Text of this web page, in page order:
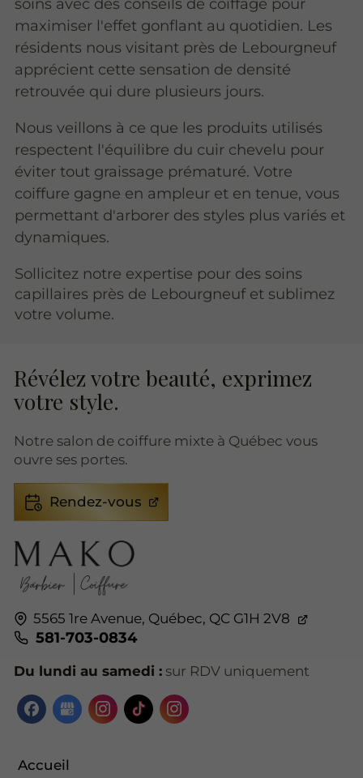
maximiser l'effet gonflant au quotidien. Les
résidents nous visitant près de Lebourgneuf
apprécient cette sensation de densité
retrouvée qui dure plusieurs jours.
Nous veillons à ce que les produits utilisés
respectent l'équilibre du cuir chevelu pour
éviter tout graissage prématuré. Votre
coiffure gagne en ampleur et en tenue, vous
permettant d'arborer des styles plus variés et
dynamiques.
Sollicitez notre expertise pour des soins
capillaires près de Lebourgneuf et sublimez
votre volume.
5565 1re Avenue, Québec, QC G1H 2V8
581-703-0834
Du lundi au samedi : sur RDV uniquement
Accueil
Révélez votre beauté, exprimez
votre style.
Notre salon de coiffure mixte à Québec vous
ouvre ses portes.
Rendez-vous